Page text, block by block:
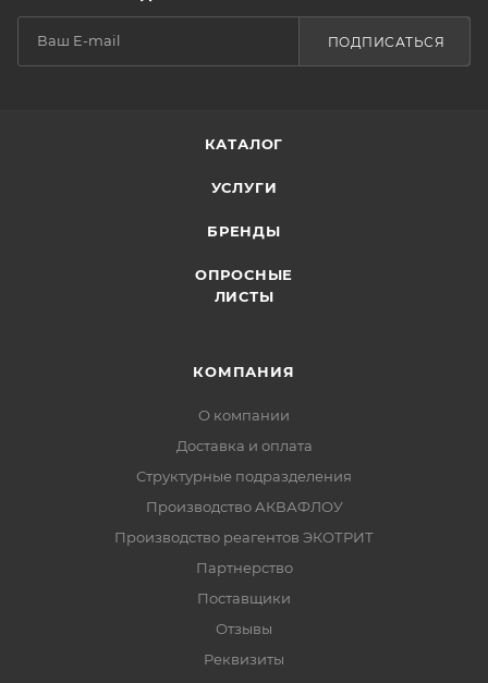
ПОДПИСАТЬСЯ
КАТАЛОГ
УСЛУГИ
БРЕНДЫ
ОПРОСНЫЕ
ЛИСТЫ
КОМПАНИЯ
О компании
Доставка и оплата
Структурные подразделения
Производство АКВАФЛОУ
Производство реагентов ЭКОТРИТ
Партнерство
Поставщики
Отзывы
Реквизиты